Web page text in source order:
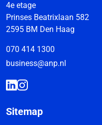
4e etage
Prinses Beatrixlaan 582
2595 BM Den Haag
070 414 1300
business@anp.nl
Sitemap